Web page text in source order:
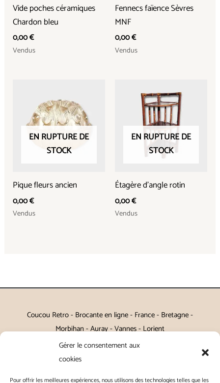
Gérer le consentement aux
cookies
Pour offrir les meilleures expériences, nous utilisons des technologies telles que les
Vide poches céramiques
Chardon bleu
0,00€
Vendus
Fennecs faïence Sèvres
MNF
0,00€
Vendus
EN RUPTURE DE
STOCK
Pique fleurs ancien
0,00€
Vendus
EN RUPTURE DE
STOCK
Étagère d’angle rotin
0,00€
Vendus
Coucou Retro - Brocante en ligne - France - Bretagne -
Morbihan - Auray - Vannes - Lorient
Petits meubles, décoration, miroirs, luminaires, Art de la table